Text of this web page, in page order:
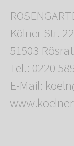
Kölner Str. 22
51503
Tel.: 0220
E-Mail: